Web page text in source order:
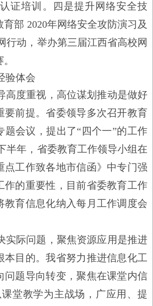
证培训。四是提升网络安全技
育部 2020年网络安全攻防演习及
行动，举办第三届江西省高校网
验体会
高度重视，高位谋划推动是做好
要前提。省委领导多次召开教育
题会议，提出了“ 四个一”的工作
半年，省委教育工作领导小组在
点工作致各地市信函》中专门强
作的重要性，目前省委教育工作
教育信息化纳入每月工作调度会
实际问题，聚焦资源应用是推进
本目的。我省努力推进信息化工
问题导向转变，聚焦在课堂内信
课堂教学为主战场，广应用、提